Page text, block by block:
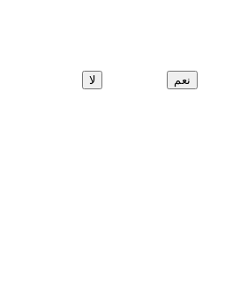
نعم لا